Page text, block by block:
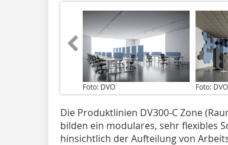
Foto: DVO Foto: DVO
Die Produktlinien DV300-C Zone
bilden ein modulares, sehr flexibles
hinsichtlich der Aufteilung von